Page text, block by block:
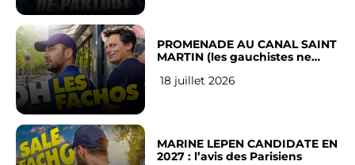
PROMENADE AU CANAL SAINT
MARTIN (les gauchistes ne
18 juillet 2026
MARINE LEPEN CANDIDATE EN
2027 : l’avis des Parisiens